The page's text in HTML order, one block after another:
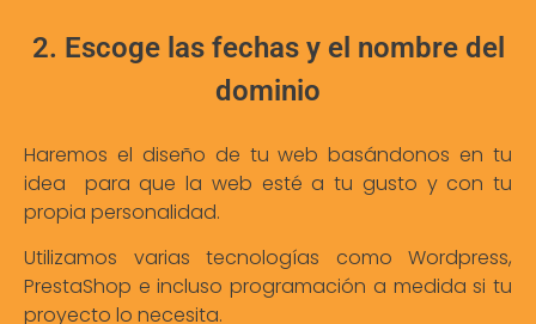
2. Escoge las fechas y el nombre del
dominio
Haremos el diseño de tu web basándonos en tu
idea para que la web esté a tu gusto y con tu
propia personalidad.
Utilizamos varias tecnologías como Wordpress,
PrestaShop e incluso programación a medida si tu
proyecto lo necesita.